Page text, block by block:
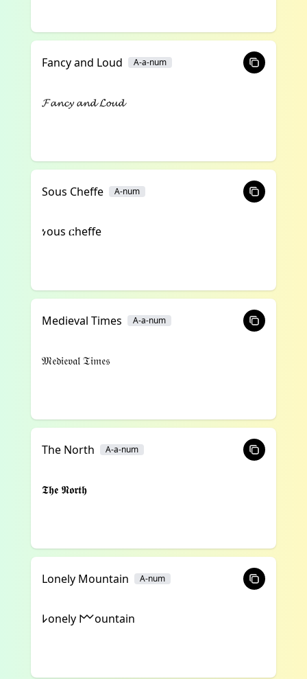
Fancy and Loud A-a-num
𝓕𝓪𝓷𝓬𝔂 𝓪𝓷𝓭 𝓛𝓸𝓾𝓭
Sous Cheffe A-num
ነous ርheffe
Medieval Times A-a-num
𝔐𝔢𝔡𝔦𝔢𝔳𝔞𝔩 𝔗𝔦𝔪𝔢𝔰
The North A-a-num
𝕿𝖍𝖊 𝕹𝖔𝖗𝖙𝖍
Lonely Mountain A-num
𐌋onely 𐌌ountain